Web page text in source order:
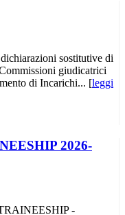
sostitutive di
giudicatrici
di Incarichi... [leggi
2026-
-